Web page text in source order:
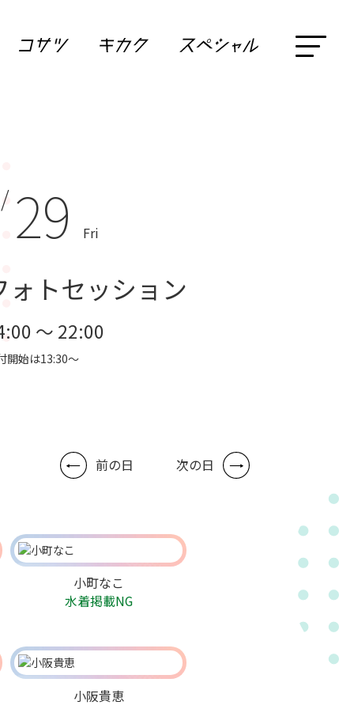
29 Fri
ォトセッション
～ 22:00
開始は13:30～
前の日 次の日
小町なこ
水着掲載NG
小阪貴恵